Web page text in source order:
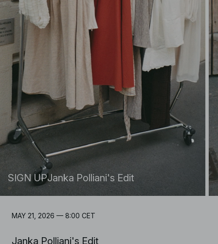
SIGN UPJanka Polliani's Edit
MAY 21, 2026 — 8:00 CET
Janka Polliani's Edit